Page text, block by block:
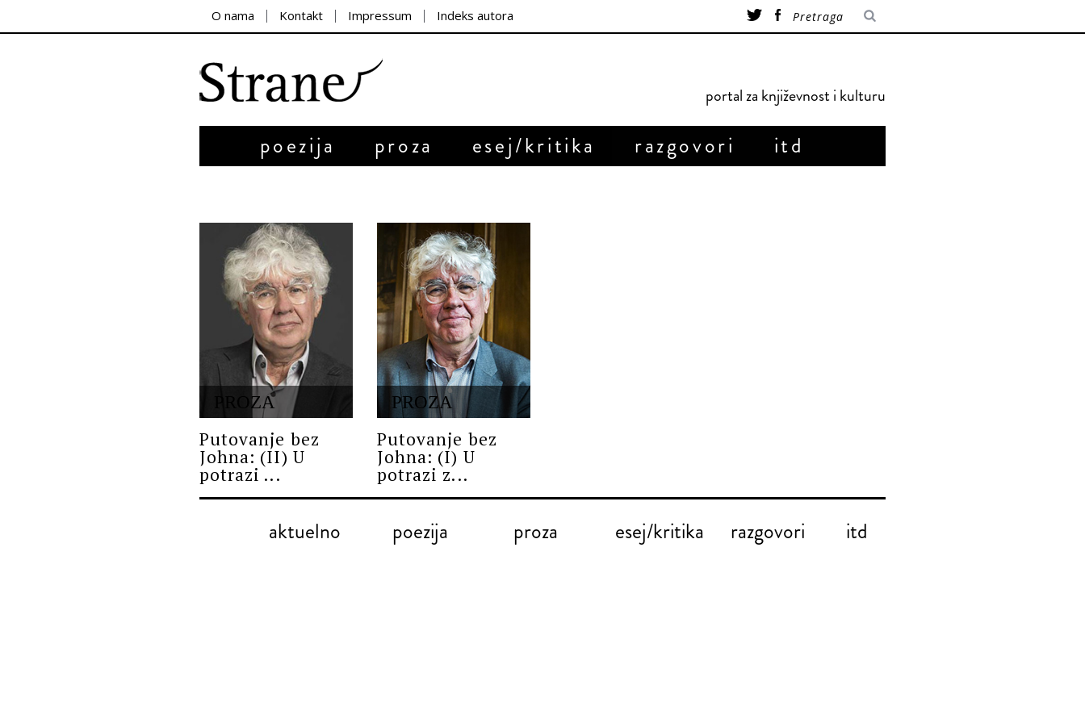
O nama Kontakt Impressum Indeks autora
portal za književnost i kulturu
poezija proza esej/kritika razgovori itd
PROZA
Putovanje bez
Johna: (II) U
potrazi ...
PROZA
Putovanje bez
Johna: (I) U
potrazi z...
aktuelno poezija proza esej/kritika razgovori itd